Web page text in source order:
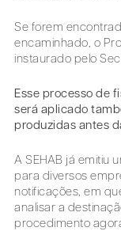
Se forem
encaminhado, o
instaurado pelo
Esse processo de
será aplicado
produzidas antes
A SEHAB já emitiu
para diversos
notificações, em
analisar a
procedimento